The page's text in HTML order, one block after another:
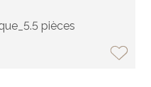
pièces